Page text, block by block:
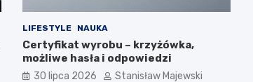
LIFESTYLE NAUKA
Certyfikat wyrobu – krzyżówka,
możliwe hasła i odpowiedzi
30 lipca 2026 Stanisław Majewski